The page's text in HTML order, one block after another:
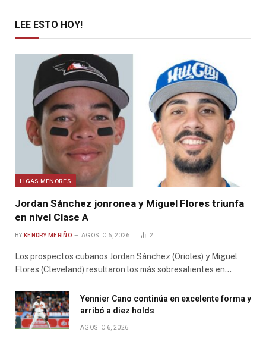
LEE ESTO HOY!
LIGAS MENORES
Jordan Sánchez jonronea y Miguel Flores triunfa
en nivel Clase A
BY KENDRY MERIÑO AGOSTO 6, 2026 2
Los prospectos cubanos Jordan Sánchez (Orioles) y Miguel
Flores (Cleveland) resultaron los más sobresalientes en…
Yennier Cano continúa en excelente forma y
arribó a diez holds
AGOSTO 6, 2026